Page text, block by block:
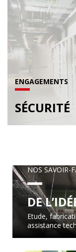
ENGAGEMENTS
SÉCURITÉ
NOS SAVOIR-
DE
Etude,
assistance